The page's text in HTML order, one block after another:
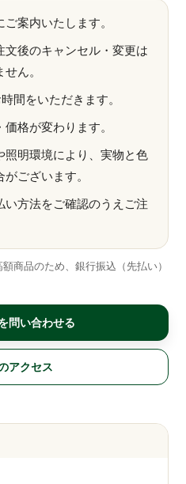
案内いたします。
文後のキャンセル・変更は
ん。
間をいただきます。
格が変わります。
照明環境により、実物と色
ございます。
方法をご確認のうえご注
商品のため、銀行振込（先払い）
問い合わせる
アクセス